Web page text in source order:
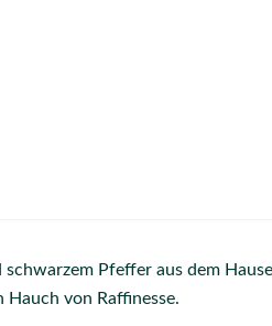
Pfeffer aus dem Hause
Hauch von Raffinesse.